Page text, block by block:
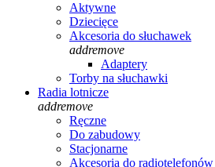
Aktywne
Dziecięce
Akcesoria do słuchawek
addremove
Adaptery
Torby na słuchawki
Radia lotnicze
addremove
Ręczne
Do zabudowy
Stacjonarne
Akcesoria do radiotelefonów